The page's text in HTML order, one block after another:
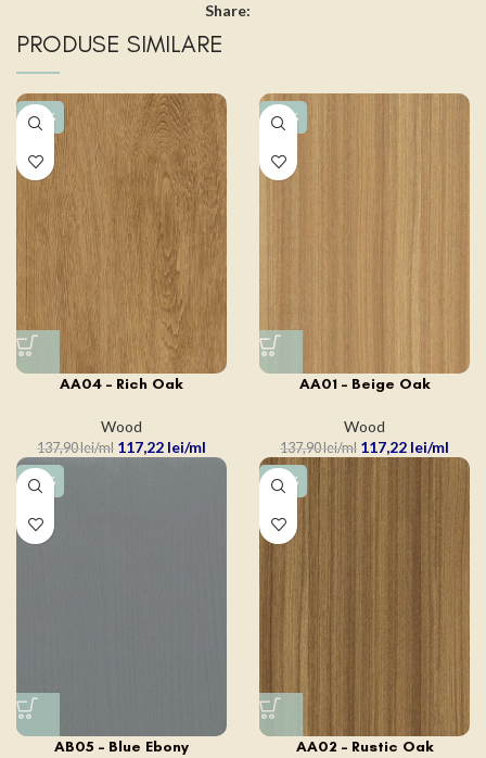
Share:
PRODUSE SIMILARE
-15%
AA04 – Rich Oak
Wood
137,90lei 117,22 lei
-15%
AA01 – Beige Oak
Wood
137,90lei 117,22 lei
-15%
AB05 – Blue Ebony
-15%
AA02 – Rustic Oak